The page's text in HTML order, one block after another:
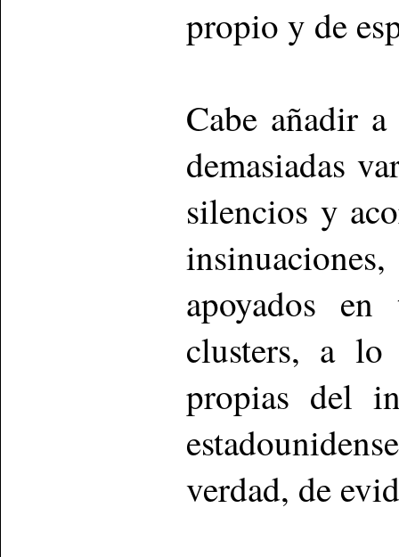
propio y de
Cabe añadir
demasiadas
silencios y
apoyados
clusters, a lo
propias del
verdad, de